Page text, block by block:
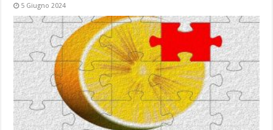
5 Giugno 2024